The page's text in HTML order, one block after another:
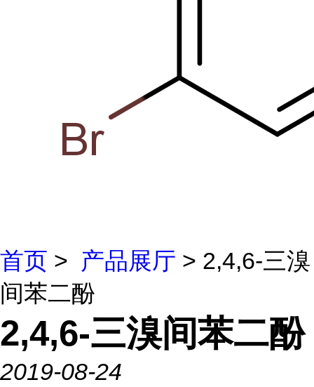
首页 > 产品展厅 > 2,4,6-三溴
间苯二酚
2,4,6-三溴间苯二酚
2019-08-24